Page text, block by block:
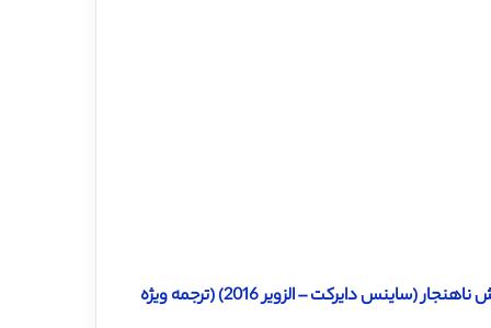
دانلود ترجمه مقاله مدلینگ مالی و برنامه ریزی ارتقا برای بیمه عمر با دانش ناهنجار (ساینس دایرکت – الزویر 2016) (ترجمه ویژه